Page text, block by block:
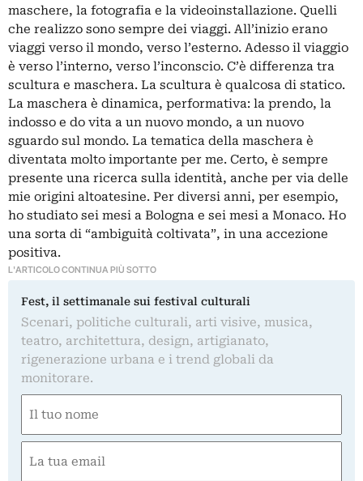
maschere, la fotografia e la videoinstallazione. Quelli
che realizzo sono sempre dei viaggi. All’inizio erano
viaggi verso il mondo, verso l’esterno. Adesso il viaggio
è verso l’interno, verso l’inconscio. C’è differenza tra
scultura e maschera. La scultura è qualcosa di statico.
La maschera è dinamica, performativa: la prendo, la
indosso e do vita a un nuovo mondo, a un nuovo
sguardo sul mondo. La tematica della maschera è
diventata molto importante per me. Certo, è sempre
presente una ricerca sulla identità, anche per via delle
mie origini altoatesine. Per diversi anni, per esempio,
ho studiato sei mesi a Bologna e sei mesi a Monaco. Ho
una sorta di “ambiguità coltivata”, in una accezione
positiva.
L'ARTICOLO CONTINUA PIÙ SOTTO
Fest, il settimanale sui festival culturali
Scenari, politiche culturali, arti visive, musica,
teatro, architettura, design, artigianato,
rigenerazione urbana e i trend globali da
monitorare.
(Required)
First
(Required)